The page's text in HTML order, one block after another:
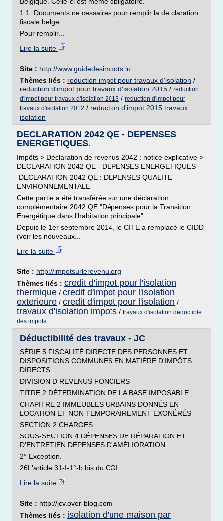
1.1. Documents ne cessaires pour remplir la de claration
fiscale belge
Pour remplir...
Lire la suite
Site : http://www.guidedesimpots.lu
Thèmes liés : reduction impot pour travaux d'isolation /
reduction d'impot pour travaux d'isolation 2015 / reduction
d'impot pour travaux d'isolation 2013 / reduction d'impot pour
travaux d'isolation 2012 / reduction d'impot 2015 travaux
isolation
DECLARATION 2042 QE - DEPENSES
ENERGETIQUES.
Impôts > Déclaration de revenus 2042 : notice explicative >
DECLARATION 2042 QE - DEPENSES ENERGETIQUES
DECLARATION 2042 QE : DEPENSES QUALITE
ENVIRONNEMENTALE
Cette partie a été transférée sur une déclaration
complémentaire 2042 QE "Dépenses pour la Transition
Energétique dans l'habitation principale".
Depuis le 1er septembre 2014, le CITE a remplacé le CIDD
(voir les nouveaux...
Lire la suite
Site : http://impotsurlerevenu.org
Thèmes liés : credit d'impot pour l'isolation
thermique / credit d'impot pour l'isolation
exterieure / credit d'impot pour l'isolation /
travaux d'isolation impots / travaux d'isolation deductible
des impots
Déductibilité des travaux - JC
SÉRIE 5 FISCALITÉ DIRECTE DES PERSONNES ET
DISPOSITIONS COMMUNES EN MATIÈRE D'IMPÔTS
DIRECTS
DIVISION D REVENUS FONCIERS
TITRE 2 DÉTERMINATION DE LA BASE IMPOSABLE
CHAPITRE 2 IMMEUBLES URBAINS DONNÉS EN
LOCATION ET NON TEMPORAIREMENT EXONÉRÉS
SECTION 2 CHARGES
SOUS-SECTION 4 DÉPENSES DE RÉPARATION ET
D'ENTRETIEN DÉPENSES D'AMÉLIORATION
2° Exception.
26L'article 31-I-1°-b bis du CGI...
Lire la suite
Site : http://jcv.over-blog.com
Thèmes liés : isolation d'une maison par